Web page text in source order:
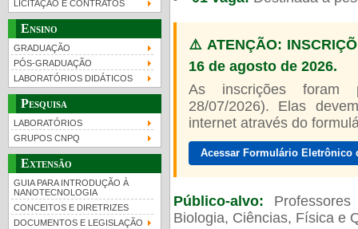
LICITAÇÃO E CONTRATOS
Ensino
GRADUAÇÃO
PÓS-GRADUAÇÃO
LABORATÓRIOS DIDÁTICOS
Pesquisa
LABORATÓRIOS
GRUPOS CNPQ
Extensão
GUIA PARA INTRODUÇÃO À
NANOTECNOLOGIA
CONCEITOS E DIRETRIZES
DOCUMENTOS E LEGISLAÇÃO
⚠️ ATENÇÃO:
16 de agosto de 2026.
As inscrições foram
28/07/2026). Elas
internet através do
Acessar Formulário
Público-alvo:
Biologia, Ciências, Física e